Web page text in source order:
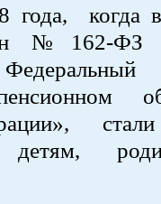
когда
№162-ФЗ
детям,